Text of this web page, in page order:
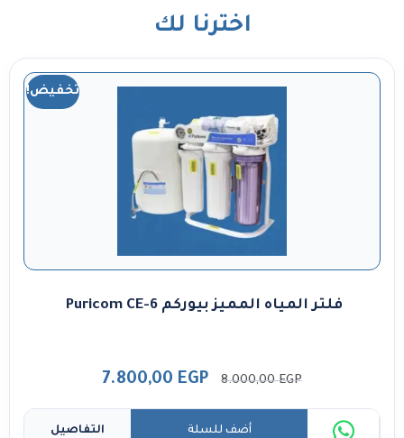
اخترنا لك
تخفيض!
فلتر المياه المميز بيوركم Puricom CE-6
8.000,00EGP
7.800,00 EGP
التفاصيل أضف للسلة